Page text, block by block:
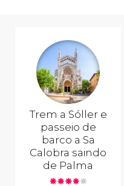
Trem a Sóller e
passeio de
barco a Sa
Calobra saindo
de Palma